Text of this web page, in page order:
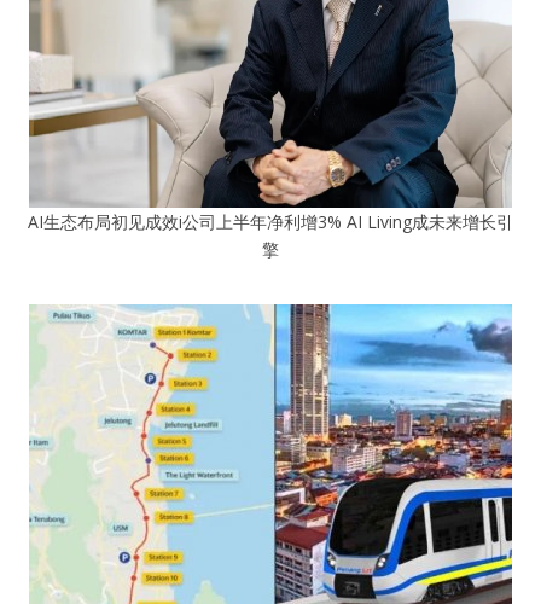
AI生态布局初见成效i公司上半年净利增3% AI Living成未来增长引
擎